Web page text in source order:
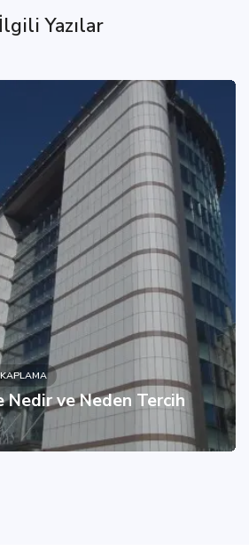
İlgili Yazılar
Nedir ve Neden Tercih